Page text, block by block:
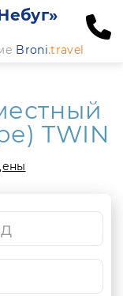
Broni.travel
TWIN